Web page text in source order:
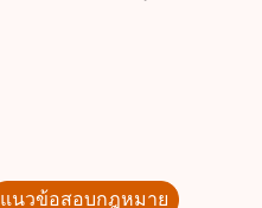
แนวข้อสอบกฎหมาย